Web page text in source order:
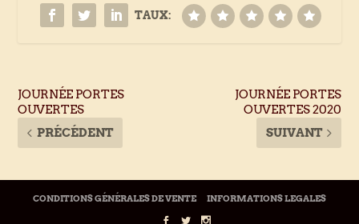
TAUX:
JOURNÉE PORTES
OUVERTES
PRÉCÉDENT
JOURNÉE PORTES
OUVERTES 2020
SUIVANT
CONDITIONS GÉNÉRALES DE VENTE INFORMATIONS LEGALES